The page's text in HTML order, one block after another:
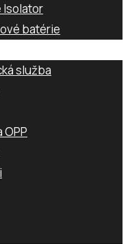
Isolator
batérie
služba
OPP